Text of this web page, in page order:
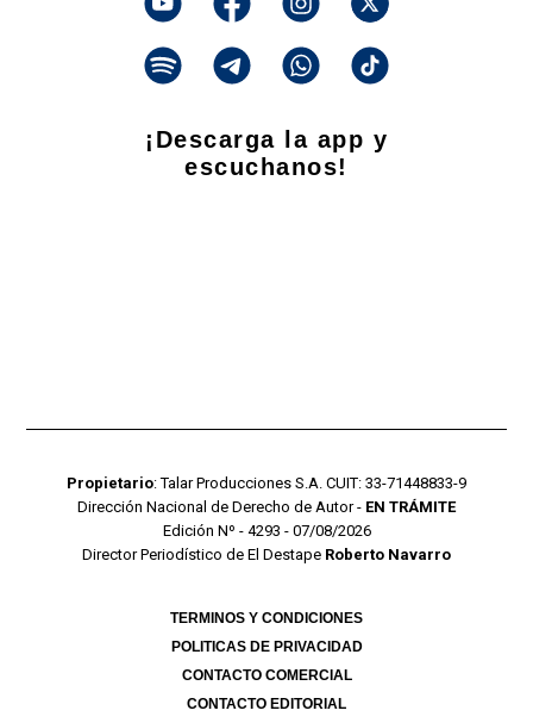
¡Descarga la app y
escuchanos!
Propietario: Talar Producciones S.A. CUIT: 33-71448833-9
Dirección Nacional de Derecho de Autor - EN TRÁMITE
Edición Nº - 4293 - 07/08/2026
Director Periodístico de El Destape Roberto Navarro
TERMINOS Y CONDICIONES
POLITICAS DE PRIVACIDAD
CONTACTO COMERCIAL
CONTACTO EDITORIAL